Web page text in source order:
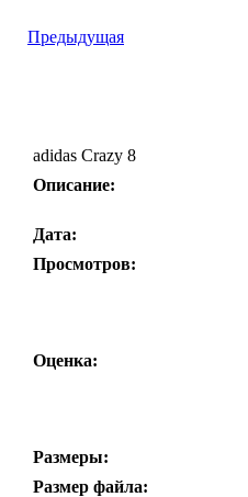
Предыдущая
adidas Crazy 8
Описание:
Дата:
Просмотров:
Оценка:
Размеры:
Размер файла: